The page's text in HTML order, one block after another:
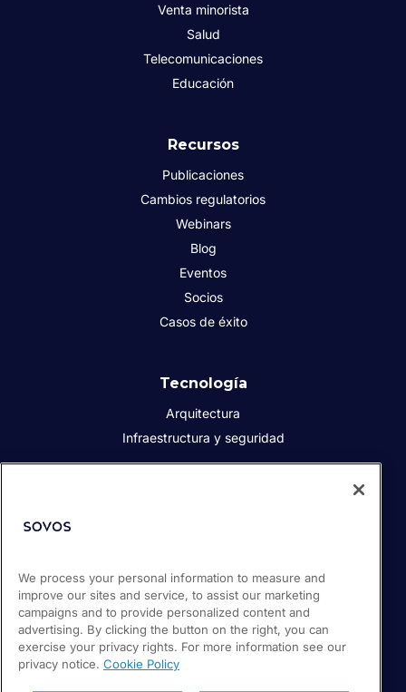
Venta minorista
Salud
Telecomunicaciones
Educación
Recursos
Publicaciones
Cambios regulatorios
Webinars
Blog
Eventos
Socios
Casos de éxito
Tecnología
Arquitectura
Infraestructura y seguridad
Prensa
Empleos
Soporte / Portal de clientes
We process your personal information to measure and
improve our sites and service, to assist our marketing
campaigns and to provide personalized content and
advertising. By clicking the button on the right, you can
exercise your privacy rights. For more information see our
privacy notice. Cookie Policy